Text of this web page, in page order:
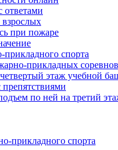
ответами
взрослых
при пожаре
спорта
прикладных
этаж учебной
по ней на третий
прикладного спорта